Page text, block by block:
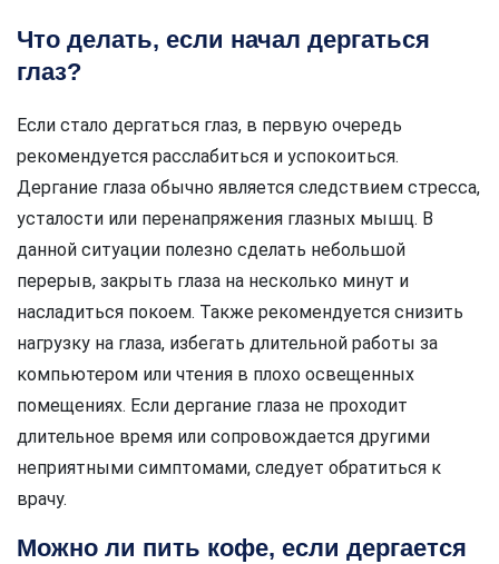
Что делать, если начал дергаться
глаз?
Если стало дергаться глаз, в первую очередь
рекомендуется расслабиться и успокоиться.
Дергание глаза обычно является следствием стресса,
усталости или перенапряжения глазных мышц. В
данной ситуации полезно сделать небольшой
перерыв, закрыть глаза на несколько минут и
насладиться покоем. Также рекомендуется снизить
нагрузку на глаза, избегать длительной работы за
компьютером или чтения в плохо освещенных
помещениях. Если дергание глаза не проходит
длительное время или сопровождается другими
неприятными симптомами, следует обратиться к
врачу.
Можно ли пить кофе, если дергается